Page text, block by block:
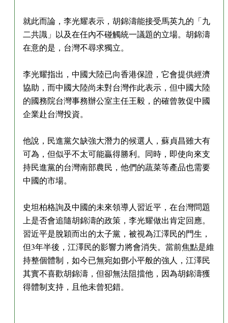
就此而論，李光耀表示，胡錦濤能接受馬英九的「九
二共識」以及在任內不碰觸統一議題的立場。胡錦濤
在意的是，台灣不尋求獨立。
李光耀指出，中國大陸已向香港保證，它會提供經濟
協助，而中國大陸尚未對台灣作此表示，但中國大陸
的國務院台灣事務辦公室主任王毅，的確曾敦促中國
企業赴台灣投資。
他說，民進黨欠缺強大潛力的候選人，蘇貞昌雖大有
可為，但似乎不太可能贏得勝利。同時，即使向來支
持民進黨的台灣南部農民，他們的蔬菜等產品也需要
中國的市場。
史坦柏格詢及中國的未來領導人習近平，在台灣問題
上是否會追隨胡錦濤的政策，李光耀做出肯定回應。
習近平是脫穎而出的太子黨，被視為江澤民的門生，
但3年半後，江澤民的影響力將會消失。當前焦點是維
持整個體制，如今已無宛如鄧小平般的強人，江澤民
其實不喜歡胡錦濤，但卻無法阻擋他，因為胡錦濤獲
得體制支持，且他未曾犯錯。